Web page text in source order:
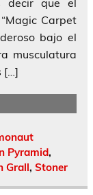
Carpet
bajo el
musculatura
[…]
Pyramid,
Grall, Stoner